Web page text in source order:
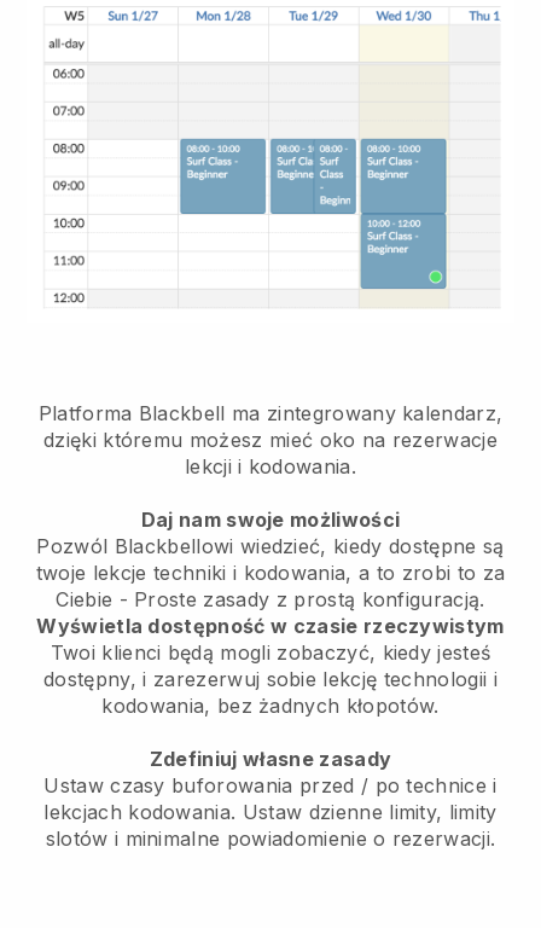
Platforma Blackbell ma zintegrowany kalendarz,
dzięki któremu możesz mieć oko na rezerwacje
lekcji i kodowania.
Daj nam swoje możliwości
Pozwól Blackbellowi wiedzieć, kiedy dostępne są
twoje lekcje techniki i kodowania, a to zrobi to za
Ciebie - Proste zasady z prostą konfiguracją.
Wyświetla dostępność w czasie rzeczywistym
Twoi klienci będą mogli zobaczyć, kiedy jesteś
dostępny,i zarezerwuj sobie lekcję technologii i
kodowania, bez żadnych kłopotów.
Zdefiniuj własne zasady
Ustaw czasy buforowania przed / po technice i
lekcjach kodowania. Ustaw dzienne limity, limity
slotów i minimalne powiadomienie o rezerwacji.